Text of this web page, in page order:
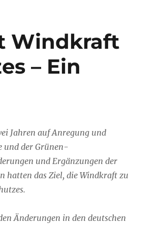
Windkraft
– Ein
Jahren auf Anregung und
und der Grünen-
und Ergänzungen der
hatten das Ziel, die Windkraft zu
Änderungen in den deutschen